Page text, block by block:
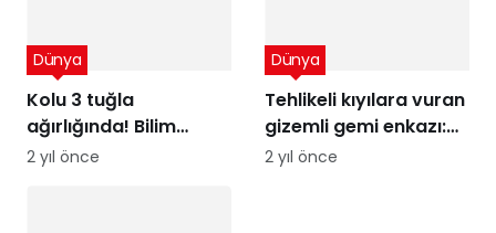
Kolu 3 tuğla
ağırlığında! Bilim
insanları şaşkın
Dünya
2 yıl önce
Tehlikeli kıyılara vuran
gizemli gemi enkazı:
Kumdaki Hayalet
Dünya
2 yıl önce